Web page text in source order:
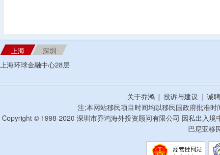
上海
深圳
上海环球金融中心28层
关于乔鸿 | 投诉与建议 | 诚
注;本网站移民项目时间均以移民国政府批准
Copyright © 1998-2020 深圳市乔鸿海外投资顾问有限公司 因私出入
巴尼亚移